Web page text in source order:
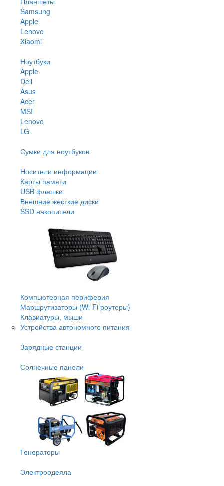
Samsung
Apple
Lenovo
Xiaomi
Ноутбуки
Apple
Dell
Asus
Acer
MSI
Lenovo
LG
Сумки для ноутбуков
Носители информации
Карты памяти
USB флешки
Внешние жесткие диски
SSD накопители
Компьютерная периферия
Маршрутизаторы (Wi-Fi роутеры)
Клавиатуры, мыши
Устройства автономного питания
Зарядные станции
Солнечные панели
Генераторы
Электроодеяла